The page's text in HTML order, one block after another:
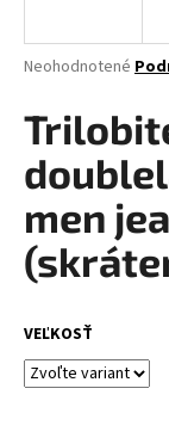
Priemerné
produktu
0,0
z
hviezdičiek.
Neohodnotené
men
VEĽKOSŤ
j
ť
?
O